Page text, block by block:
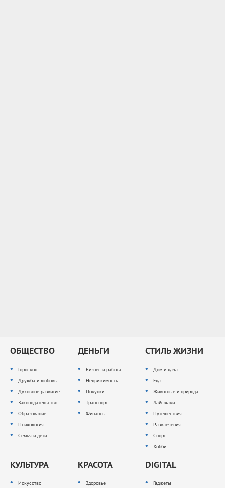
ОБЩЕСТВО
Гороскоп
Дружба и любовь
Духовное развитие
Законодательство
Образование
Психология
Семья и дети
ДЕНЬГИ
Бизнес и работа
Недвижимость
Покупки
Транспорт
Финансы
СТИЛЬ ЖИЗНИ
Дом и дача
Еда
Животные и природа
Лайфхаки
Путешествия
Развлечения
Спорт
Хобби
КУЛЬТУРА
Искусство
КРАСОТА
Здоровье
DIGITAL
Гаджеты